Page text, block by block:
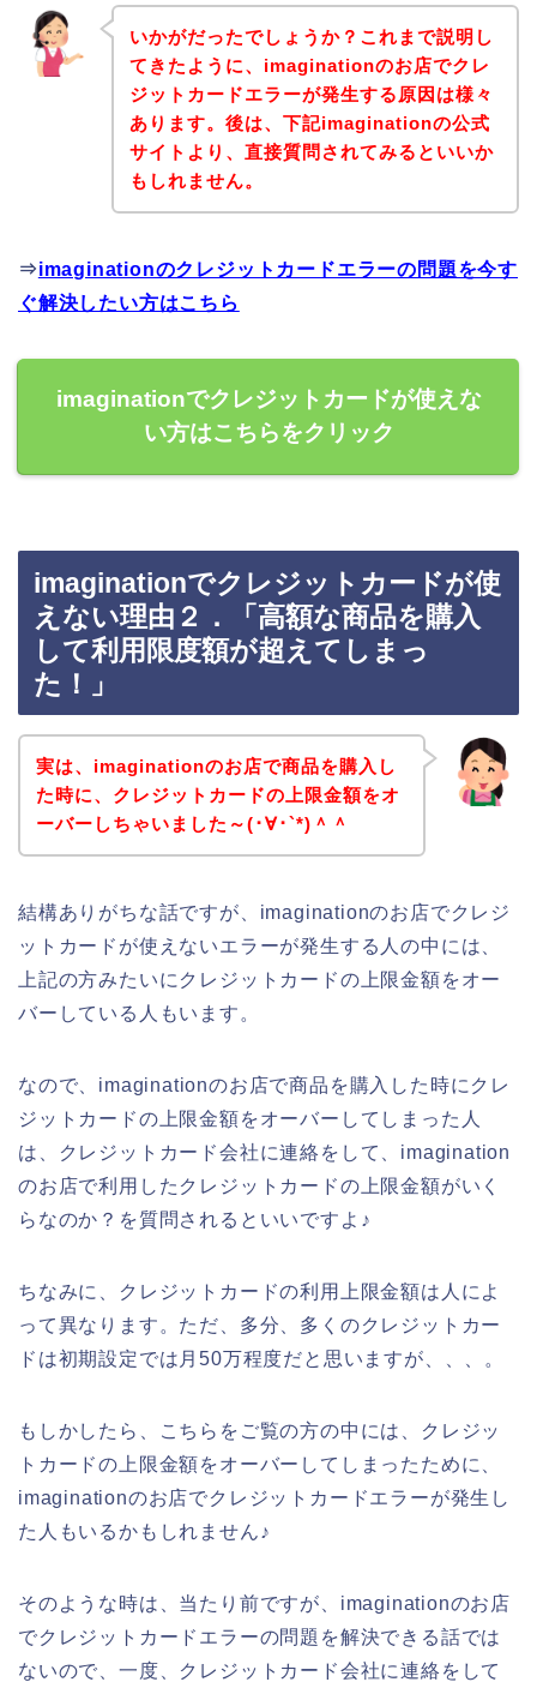
いかがだったでしょうか？これまで説明し
てきたように、imaginationのお店でクレ
ジットカードエラーが発生する原因は様々
あります。後は、下記imaginationの公式
サイトより、直接質問されてみるといいか
もしれません。
⇒imaginationのクレジットカードエラーの問題を今す
ぐ解決したい方はこちら
imaginationでクレジットカードが使えな
い方はこちらをクリック
imaginationでクレジットカードが使
えない理由２．「高額な商品を購入
して利用限度額が超えてしまっ
た！」
実は、imaginationのお店で商品を購入し
た時に、クレジットカードの上限金額をオ
ーバーしちゃいました～(･∀･`*)＾＾
結構ありがちな話ですが、imaginationのお店でクレジ
ットカードが使えないエラーが発生する人の中には、
上記の方みたいにクレジットカードの上限金額をオー
バーしている人もいます。
なので、imaginationのお店で商品を購入した時にクレ
ジットカードの上限金額をオーバーしてしまった人
は、クレジットカード会社に連絡をして、imagination
のお店で利用したクレジットカードの上限金額がいく
らなのか？を質問されるといいですよ♪
ちなみに、クレジットカードの利用上限金額は人によ
って異なります。ただ、多分、多くのクレジットカー
ドは初期設定では月50万程度だと思いますが、、、。
もしかしたら、こちらをご覧の方の中には、クレジッ
トカードの上限金額をオーバーしてしまったために、
imaginationのお店でクレジットカードエラーが発生し
た人もいるかもしれません♪
そのような時は、当たり前ですが、imaginationのお店
でクレジットカードエラーの問題を解決できる話では
ないので、一度、クレジットカード会社に連絡をして